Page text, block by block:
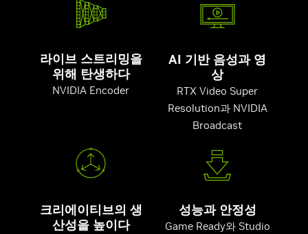
라이브 스트리밍을
위해 탄생하다
NVIDIA Encoder
AI 기반 음성과 영
상
RTX Video Super
Resolution과 NVIDIA
Broadcast
크리에이티브의 생
산성을 높이다
성능과 안정성
Game Ready와 Studio